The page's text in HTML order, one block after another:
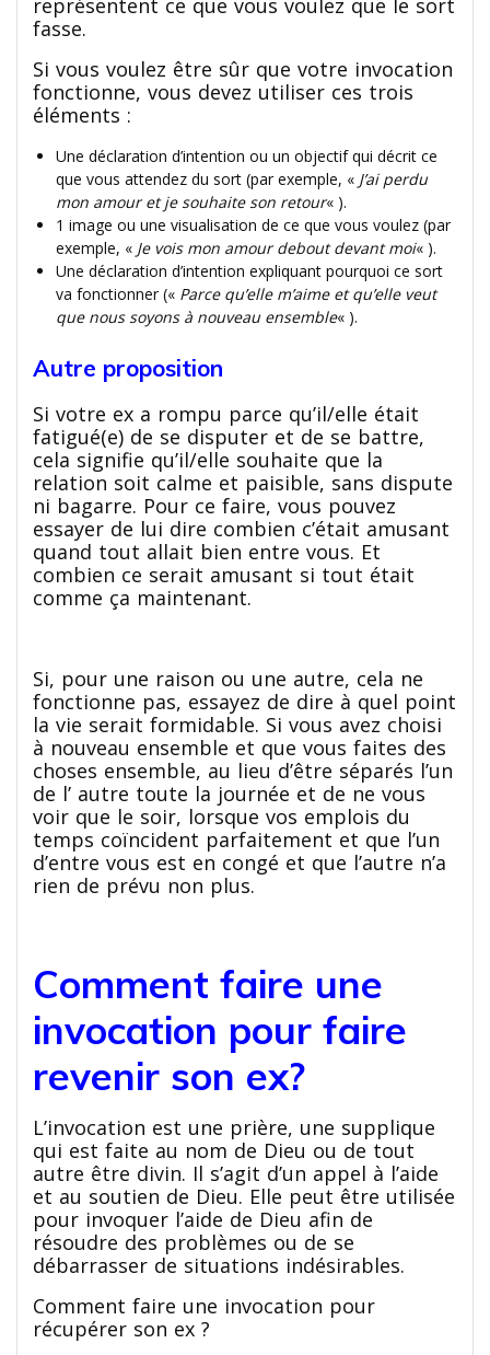
représentent ce que vous voulez que le sort
fasse.
Si vous voulez être sûr que votre invocation
fonctionne, vous devez utiliser ces trois
éléments :
Une déclaration d’intention ou un objectif qui décrit ce
que vous attendez du sort (par exemple, « J’ai perdu
mon amour et je souhaite son retour« ).
1 image ou une visualisation de ce que vous voulez (par
exemple, « Je vois mon amour debout devant moi« ).
Une déclaration d’intention expliquant pourquoi ce sort
va fonctionner (« Parce qu’elle m’aime et qu’elle veut
que nous soyons à nouveau ensemble« ).
Autre proposition
Si votre ex a rompu parce qu’il/elle était
fatigué(e) de se disputer et de se battre,
cela signifie qu’il/elle souhaite que la
relation soit calme et paisible, sans dispute
ni bagarre. Pour ce faire, vous pouvez
essayer de lui dire combien c’était amusant
quand tout allait bien entre vous. Et
combien ce serait amusant si tout était
comme ça maintenant.
Si, pour une raison ou une autre, cela ne
fonctionne pas, essayez de dire à quel point
la vie serait formidable. Si vous avez choisi
à nouveau ensemble et que vous faites des
choses ensemble, au lieu d’être séparés l’un
de l’ autre toute la journée et de ne vous
voir que le soir, lorsque vos emplois du
temps coïncident parfaitement et que l’un
d’entre vous est en congé et que l’autre n’a
rien de prévu non plus.
Comment faire une
invocation pour faire
revenir son ex?
L’invocation est une prière, une supplique
qui est faite au nom de Dieu ou de tout
autre être divin. Il s’agit d’un appel à l’aide
et au soutien de Dieu. Elle peut être utilisée
pour invoquer l’aide de Dieu afin de
résoudre des problèmes ou de se
débarrasser de situations indésirables.
Comment faire une invocation pour
récupérer son ex ?